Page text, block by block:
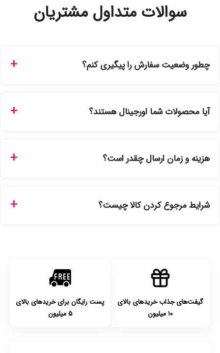
سوالات متداول مشتریان
چطور وضعیت سفارش را پیگیری کنم؟
سفارشات در سایت، وضعیت لحظه‌ای مرسوله را مشاهده کنید.
آیا محصولات شما اورجینال هستند؟
نمایندگی‌های معتبر تهیه شده و دارای بچ‌کد قابل استعلام هستند.
هزینه و زمان ارسال چقدر است؟
انتخاب کنید و برای شهرستان‌ها بین یک الی ۳ روز کاری از طریق
شرایط مرجوع کردن کالا چیست؟
گیفت‌های جذاب خریدهای بالای
۱۰ میلیون
پست رایگان برای خریدهای بالای
۵ میلیون